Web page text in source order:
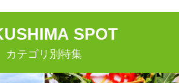
SPOT
カテゴリ別特集